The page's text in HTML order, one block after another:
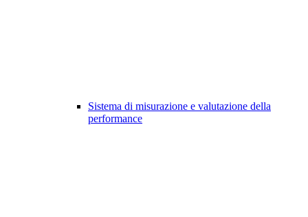
Sistema di misurazione e valutazione della
performance